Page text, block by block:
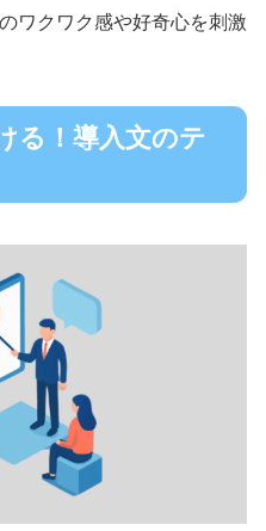
ワクワク感や好奇心を刺激
る！導入文のテ